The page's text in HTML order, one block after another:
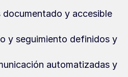
documentado y accesible
y seguimiento definidos y
automatizadas y